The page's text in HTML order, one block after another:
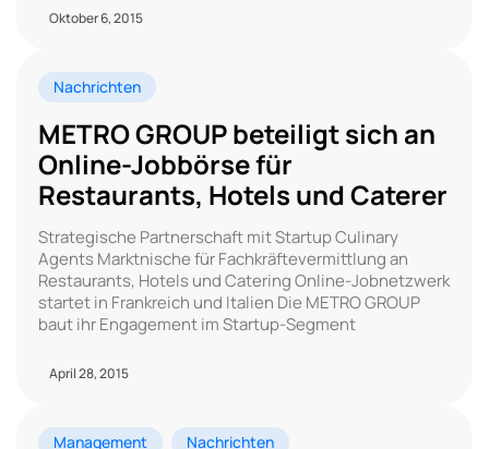
Oktober 6, 2015
Nachrichten
METRO GROUP beteiligt sich an
Online-Jobbörse für
Restaurants, Hotels und Caterer
Strategische Partnerschaft mit Startup Culinary
Agents Marktnische für Fachkräftevermittlung an
Restaurants, Hotels und Catering Online-Jobnetzwerk
startet in Frankreich und Italien Die METRO GROUP
baut ihr Engagement im Startup-Segment
April 28, 2015
Management Nachrichten